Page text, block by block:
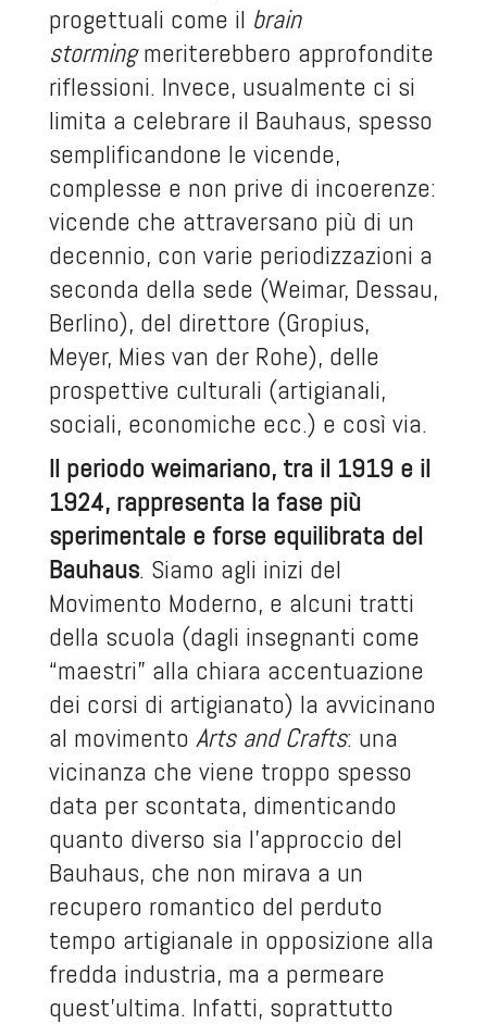
progettuali come il brain
stormingmeriterebbero approfondite
riflessioni. Invece, usualmente ci si
limita a celebrare il Bauhaus, spesso
semplificandone le vicende,
complesse e non prive di incoerenze:
vicende che attraversano più di un
decennio, con varie periodizzazioni a
seconda della sede (Weimar, Dessau,
Berlino), del direttore (Gropius,
Meyer, Mies van der Rohe), delle
prospettive culturali (artigianali,
sociali, economiche ecc.) e così via.
Il periodo weimariano, tra il 1919 e il
1924, rappresenta la fase più
sperimentale e forse equilibrata del
Bauhaus. Siamo agli inizi del
Movimento Moderno, e alcuni tratti
della scuola (dagli insegnanti come
“maestri” alla chiara accentuazione
dei corsi di artigianato) la avvicinano
al movimento Arts and Crafts: una
vicinanza che viene troppo spesso
data per scontata, dimenticando
quanto diverso sia l’approccio del
Bauhaus, che non mirava a un
recupero romantico del perduto
tempo artigianale in opposizione alla
fredda industria, ma a permeare
quest’ultima. Infatti, soprattutto